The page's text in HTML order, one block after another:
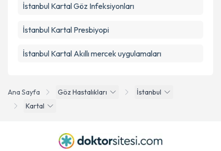
Ana Sayfa Göz Hastalıkları
İstanbul
Kartal
İstanbul Kartal Göz Infeksiyonları
İstanbul Kartal Presbiyopi
İstanbul Kartal Akıllı mercek uygulamaları